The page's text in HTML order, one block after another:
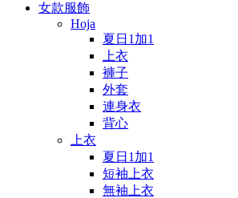
女款服飾
Hoja
夏日1加1
上衣
褲子
外套
連身衣
背心
上衣
夏日1加1
短袖上衣
無袖上衣